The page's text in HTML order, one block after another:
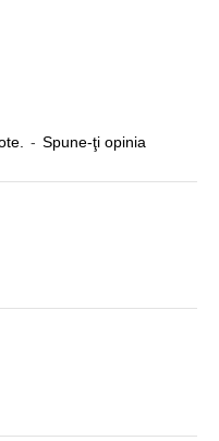
- Spune-ţi opinia